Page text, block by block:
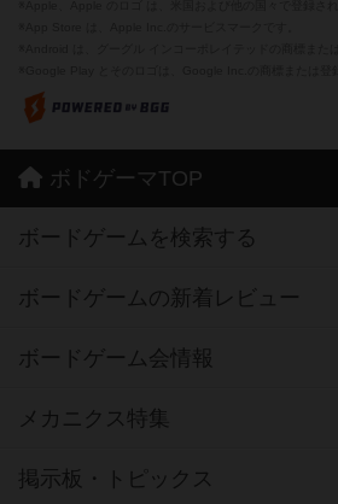
ボドゲーマTOP
ボードゲームを検索する
ボードゲームの新着レビュー
ボードゲーム会情報
メカニクス特集
掲示板・トピックス